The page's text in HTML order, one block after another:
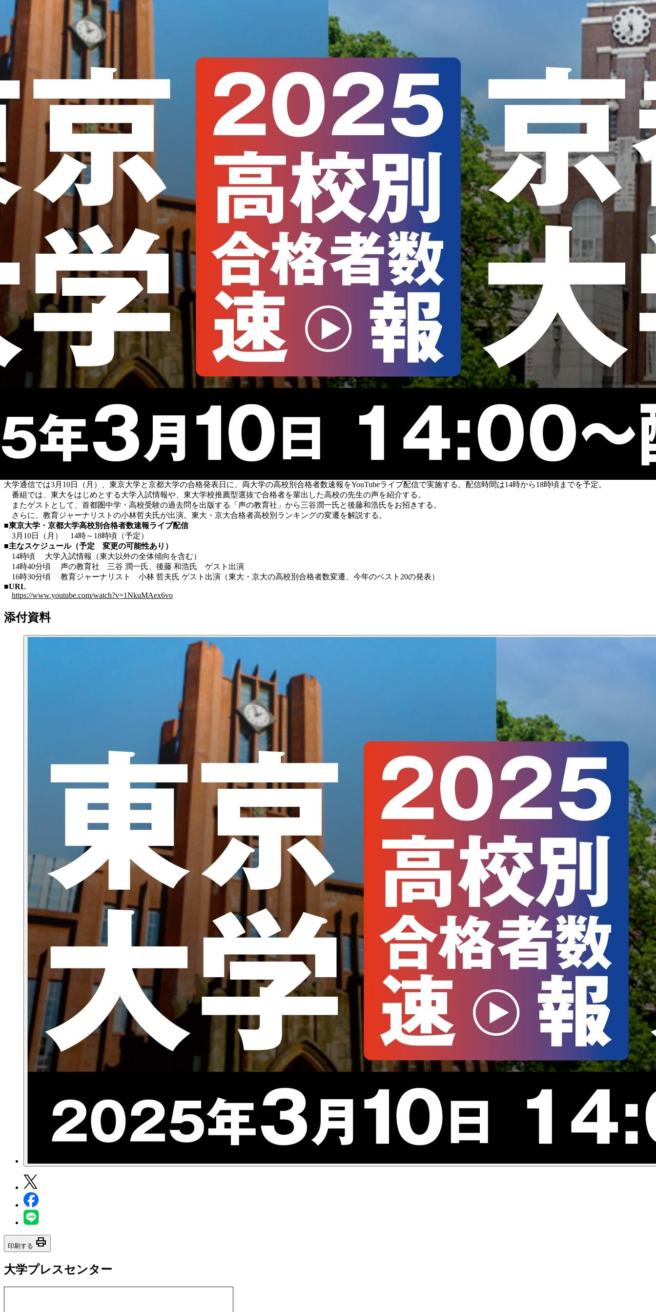
大学通信では3月10日（月）、東京大学と京都大学の合格発表日に、両大学の高校別合格者数速報をYouTubeライブ配信で実施する。配信時間は14時から18時頃までを予定。
番組では、東大をはじめとする大学入試情報や、東大学校推薦型選抜で合格者を輩出した高校の先生の声を紹介する。
またゲストとして、首都圏中学・高校受験の過去問を出版する「声の教育社」から三谷潤一氏と後藤和浩氏をお招きする。
さらに、教育ジャーナリストの小林哲夫氏が出演。東大・京大合格者高校別ランキングの変遷を解説する。
■東京大学・京都大学高校別合格者数速報ライブ配信
3月10日（月） 14時～18時頃（予定）
■主なスケジュール（予定 変更の可能性あり）
14時頃 大学入試情報（東大以外の全体傾向を含む）
14時40分頃 声の教育社 三谷 潤一氏、後藤 和浩氏 ゲスト出演
16時30分頃 教育ジャーナリスト 小林 哲夫氏 ゲスト出演（東大・京大の高校別合格者数変遷、今年のベスト20の発表）
■URL
https://www.youtube.com/watch?v=1NkuMAex6vo
添付資料
印刷する print
大学プレスセンター